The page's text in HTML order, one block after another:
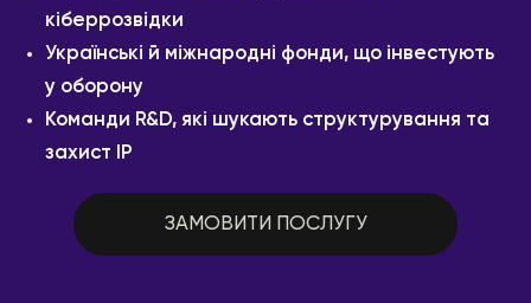
кіберрозвідки
Українські й міжнародні фонди, що інвестують
у оборону
Команди R&D, які шукають структурування та
захист IP
ЗАМОВИТИ ПОСЛУГУ